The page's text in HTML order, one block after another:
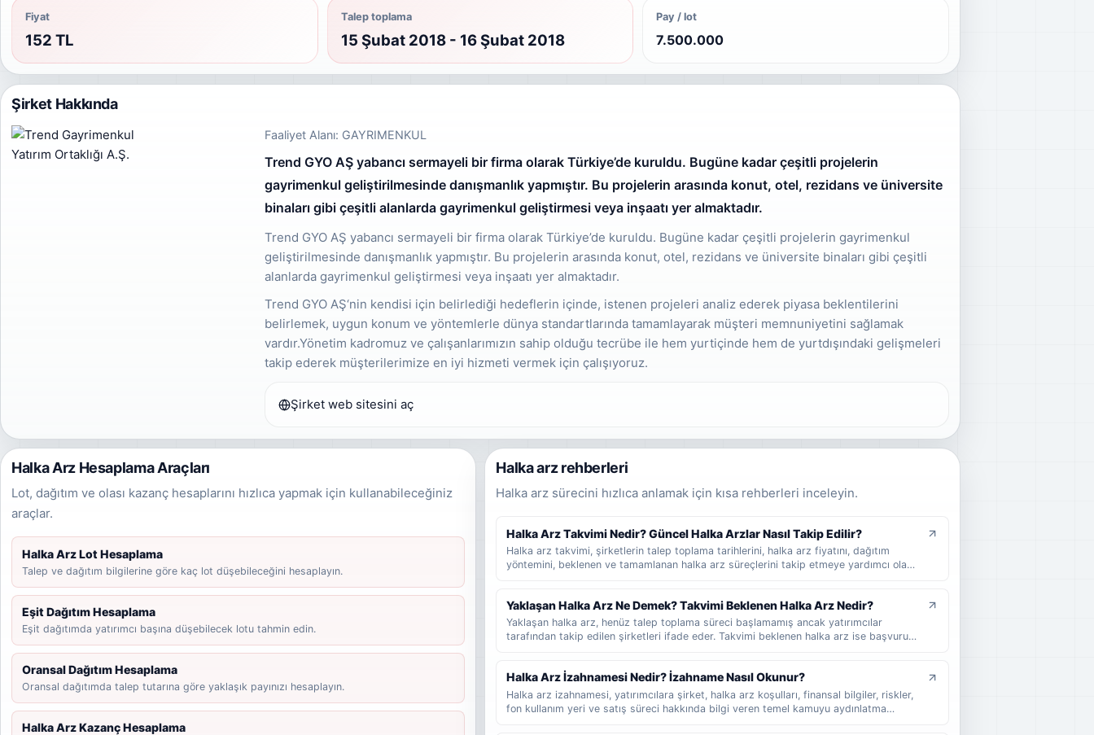
Fiyat
152 TL
Talep toplama
15 Şubat 2018 - 16 Şubat 2018
Pay / lot
7.500.000
Şirket Hakkında
Faaliyet Alanı: GAYRIMENKUL
Trend GYO AŞ yabancı sermayeli bir firma olarak Türkiye’de kuruldu. Bugüne kadar çeşitli projelerin
gayrimenkul geliştirilmesinde danışmanlık yapmıştır. Bu projelerin arasında konut, otel, rezidans ve üniversite
binaları gibi çeşitli alanlarda gayrimenkul geliştirmesi veya inşaatı yer almaktadır.
Trend GYO AŞ yabancı sermayeli bir firma olarak Türkiye’de kuruldu. Bugüne kadar çeşitli projelerin gayrimenkul
geliştirilmesinde danışmanlık yapmıştır. Bu projelerin arasında konut, otel, rezidans ve üniversite binaları gibi çeşitli
alanlarda gayrimenkul geliştirmesi veya inşaatı yer almaktadır.
Trend GYO AŞ‘nin kendisi için belirlediği hedeflerin içinde, istenen projeleri analiz ederek piyasa beklentilerini
belirlemek, uygun konum ve yöntemlerle dünya standartlarında tamamlayarak müşteri memnuniyetini sağlamak
vardır.Yönetim kadromuz ve çalışanlarımızın sahip olduğu tecrübe ile hem yurtiçinde hem de yurtdışındaki gelişmeleri
takip ederek müşterilerimize en iyi hizmeti vermek için çalışıyoruz.
Şirket web sitesini aç
Halka Arz Hesaplama Araçları
Lot, dağıtım ve olası kazanç hesaplarını hızlıca yapmak için kullanabileceğiniz
araçlar.
Halka Arz Lot Hesaplama
Talep ve dağıtım bilgilerine göre kaç lot düşebileceğini hesaplayın.
Eşit Dağıtım Hesaplama
Eşit dağıtımda yatırımcı başına düşebilecek lotu tahmin edin.
Oransal Dağıtım Hesaplama
Oransal dağıtımda talep tutarına göre yaklaşık payınızı hesaplayın.
Halka Arz Kazanç Hesaplama
Halka arz rehberleri
Halka arz sürecini hızlıca anlamak için kısa rehberleri inceleyin.
Halka Arz Takvimi Nedir? Güncel Halka Arzlar Nasıl Takip Edilir?
Halka arz takvimi, şirketlerin talep toplama tarihlerini, halka arz fiyatını, dağıtım
yöntemini, beklenen ve tamamlanan halka arz süreçlerini takip etmeye yardımcı olan
bakmalıdır sade şekilde anlatılır.
Yaklaşan Halka Arz Ne Demek? Takvimi Beklenen Halka Arz Nedir?
Yaklaşan halka arz, henüz talep toplama süreci başlamamış ancak yatırımcılar
tarafından takip edilen şirketleri ifade eder. Takvimi beklenen halka arz ise başvuru
arz ve talep toplama aşaması arasındaki farklar sade şekilde anlatılır.
Halka Arz İzahnamesi Nedir? İzahname Nasıl Okunur?
Halka arz izahnamesi, yatırımcılara şirket, halka arz koşulları, finansal bilgiler, riskler,
fon kullanım yeri ve satış süreci hakkında bilgi veren temel kamuyu aydınlatma